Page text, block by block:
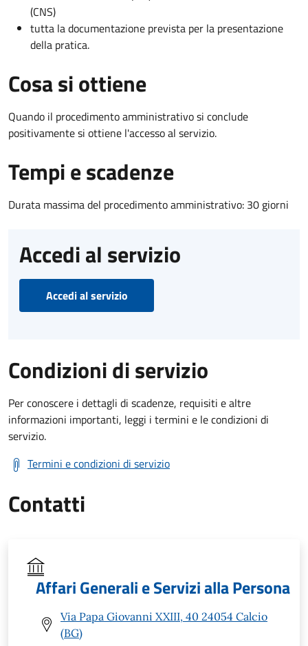
(CNS)
tutta la documentazione prevista per la presentazione
della pratica.
Cosa si ottiene
Quando il procedimento amministrativo si conclude
positivamente si ottiene l'accesso al servizio.
Tempi e scadenze
Durata massima del procedimento amministrativo: 30 giorni
Accedi al servizio
Accedi al servizio
Condizioni di servizio
Per conoscere i dettagli di scadenze, requisiti e altre
informazioni importanti, leggi i termini e le condizioni di
servizio.
Termini e condizioni di servizio
Contatti
Affari Generali e Servizi alla Persona
Via Papa Giovanni XXIII, 40 24054 Calcio
(BG)